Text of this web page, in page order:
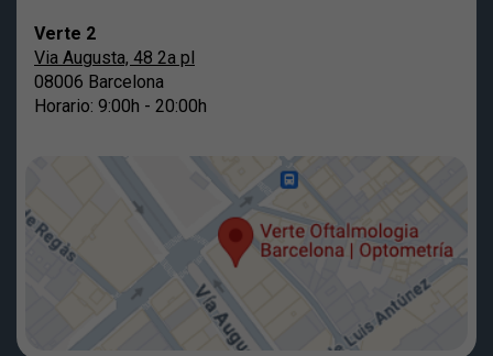
Verte 2
Via Augusta, 48 2a pl
08006 Barcelona
Horario: 9:00h - 20:00h